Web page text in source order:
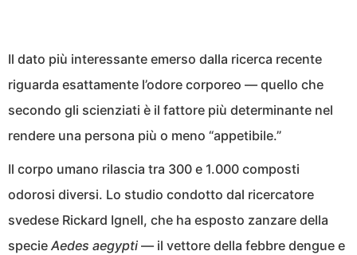
Il dato più interessante emerso dalla ricerca recente
riguarda esattamente l’odore corporeo — quello che
secondo gli scienziati è il fattore più determinante nel
rendere una persona più o meno “appetibile.”
Il corpo umano rilascia tra 300 e 1.000 composti
odorosi diversi. Lo studio condotto dal ricercatore
svedese Rickard Ignell, che ha esposto zanzare della
specie Aedes aegypti — il vettore della febbre dengue e